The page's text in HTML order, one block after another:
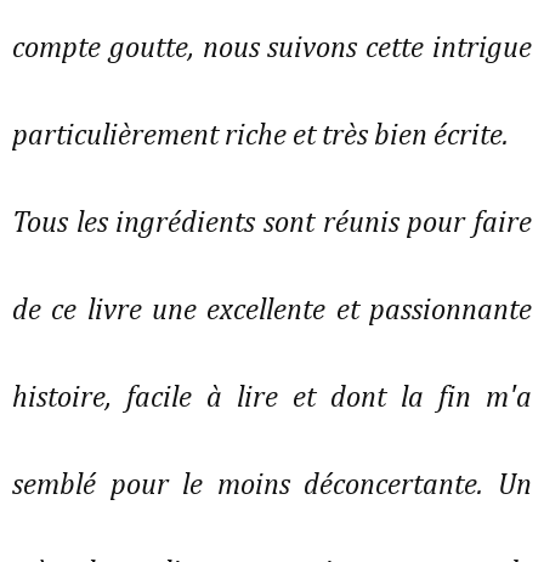
compte goutte, nous suivons cette intrigue
particulièrement riche et très bien écrite.
Tous les ingrédients sont réunis pour faire
de ce livre une excellente et passionnante
histoire, facile à lire et dont la fin m'a
semblé pour le moins déconcertante. Un